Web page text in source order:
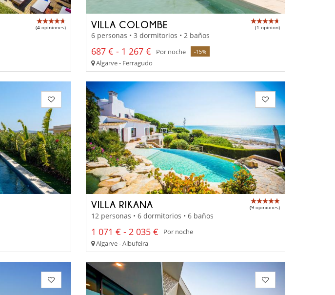
(4 opiniones) VILLA COLOMBE (1 opinion)
6 personas • 3 dormitorios • 2 baños
687 € - 1 267 € Por noche -15%
Algarve - Ferragudo
VILLA RIKANA (9 opiniones)
12 personas • 6 dormitorios • 6 baños
1 071 € - 2 035 €
Por noche
Algarve - Albufeira